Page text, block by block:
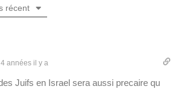
récent
4 années il y a
Juifs en Israel sera aussi precaire qu